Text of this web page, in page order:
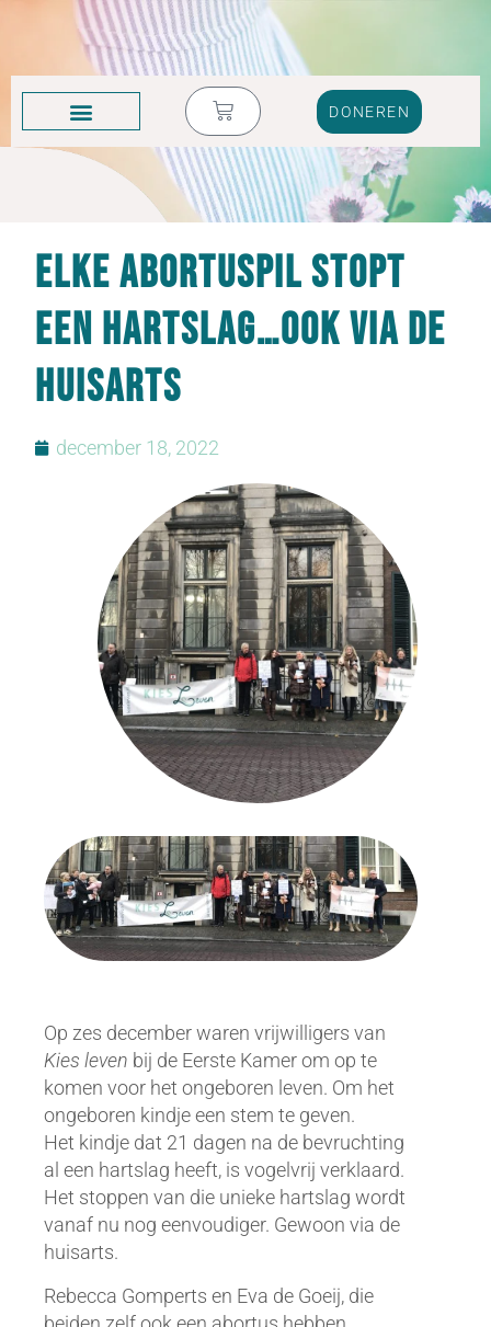
DONEREN
Elke abortuspil stopt
een hartslag…ook via de
huisarts
december 18, 2022
Op zes december waren vrijwilligers van
Kies leven bij de Eerste Kamer om op te
komen voor het ongeboren leven. Om het
ongeboren kindje een stem te geven.
Het kindje dat 21 dagen na de bevruchting
al een hartslag heeft, is vogelvrij verklaard.
Het stoppen van die unieke hartslag wordt
vanaf nu nog eenvoudiger. Gewoon via de
huisarts.
Rebecca Gomperts en Eva de Goeij, die